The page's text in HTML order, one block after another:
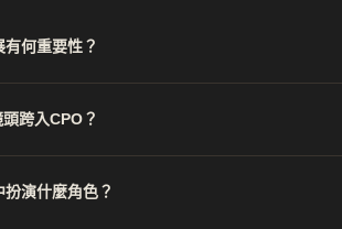
何重要性？
跨入CPO？
演什麼角色？